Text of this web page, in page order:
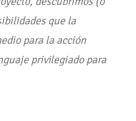
que la
para la acción
privilegiado para